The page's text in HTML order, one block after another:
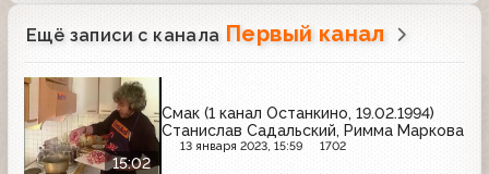
Ещё записи с канала Первый канал
15:02
Смак (1 канал Останкино, 19.02.1994)
Станислав Садальский, Римма Маркова
13 января 2023, 15:59 1702